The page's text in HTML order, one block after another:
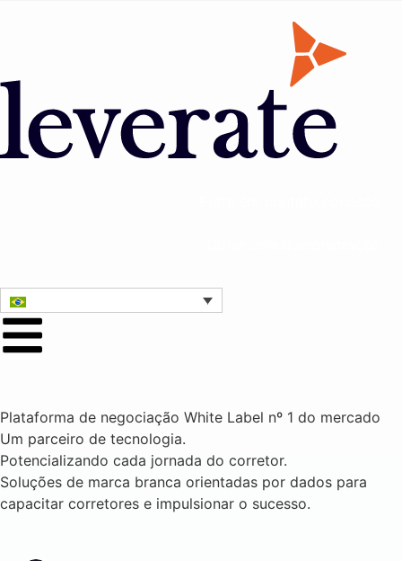
Plataforma de negociação White Label nº 1 do mercado
Um parceiro de tecnologia.
Potencializando cada jornada do corretor.
Soluções de marca branca orientadas por dados para
capacitar corretores e impulsionar o sucesso.